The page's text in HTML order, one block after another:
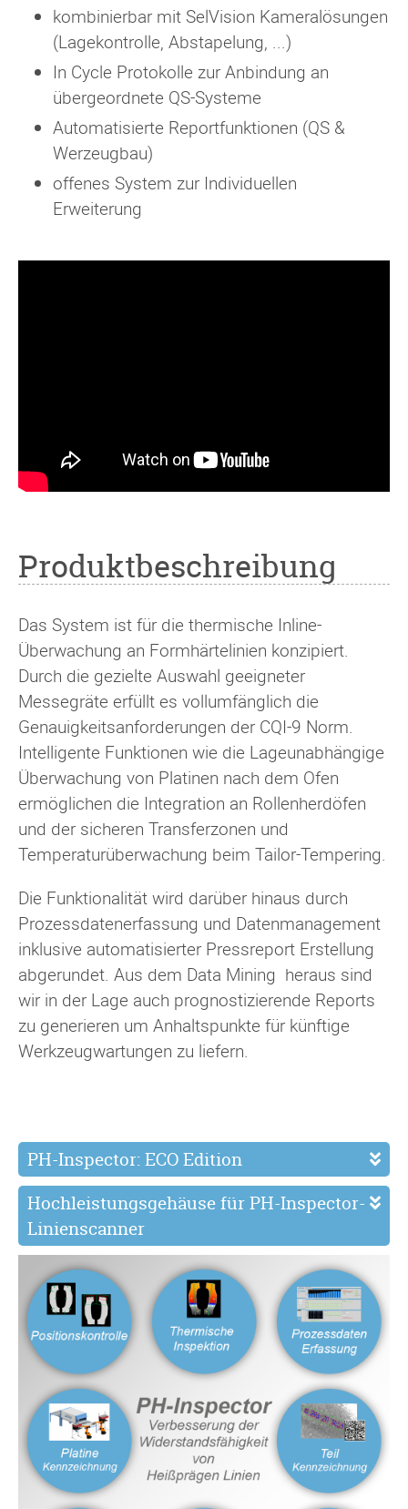
kombinierbar mit SelVision Kameralösungen
(Lagekontrolle, Abstapelung, ...)
In Cycle Protokolle zur Anbindung an
übergeordnete QS-Systeme
Automatisierte Reportfunktionen (QS &
Werzeugbau)
offenes System zur Individuellen
Erweiterung
Produktbeschreibung
Das System ist für die thermische Inline-
Überwachung an Formhärtelinien konzipiert.
Durch die gezielte Auswahl geeigneter
Messegräte erfüllt es vollumfänglich die
Genauigkeitsanforderungen der CQI-9 Norm.
Intelligente Funktionen wie die Lageunabhängige
Überwachung von Platinen nach dem Ofen
ermöglichen die Integration an Rollenherdöfen
und der sicheren Transferzonen und
Temperaturüberwachung beim Tailor-Tempering.
Die Funktionalität wird darüber hinaus durch
Prozessdatenerfassung und Datenmanagement
inklusive automatisierter Pressreport Erstellung
abgerundet. Aus dem Data Mining heraus sind
wir in der Lage auch prognostizierende Reports
zu generieren um Anhaltspunkte für künftige
Werkzeugwartungen zu liefern.
PH-Inspector: ECO Edition
Hochleistungsgehäuse für PH-Inspector-
Linienscanner